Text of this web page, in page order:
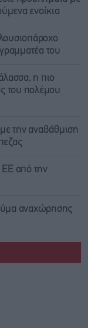
ενοίκια
του
η πιο
του πολέμου
την αναβάθμιση
ΕΕ από την
αναχώρησης